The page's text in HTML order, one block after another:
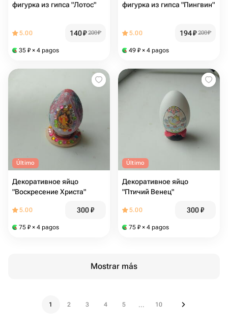
фигурка из гипса "Лотос"
5.00 140₽ 200₽
35 ₽ × 4 pagos
фигурка из гипса "Пингвин"
5.00 194₽ 200₽
49 ₽ × 4 pagos
Último
Декоративное яйцо
"Воскресение Христа"
5.00 300₽
75 ₽ × 4 pagos
Último
Декоративное яйцо
"Птичий Венец"
5.00 300₽
75 ₽ × 4 pagos
Mostrar más
1 2 3 4 5 ... 10